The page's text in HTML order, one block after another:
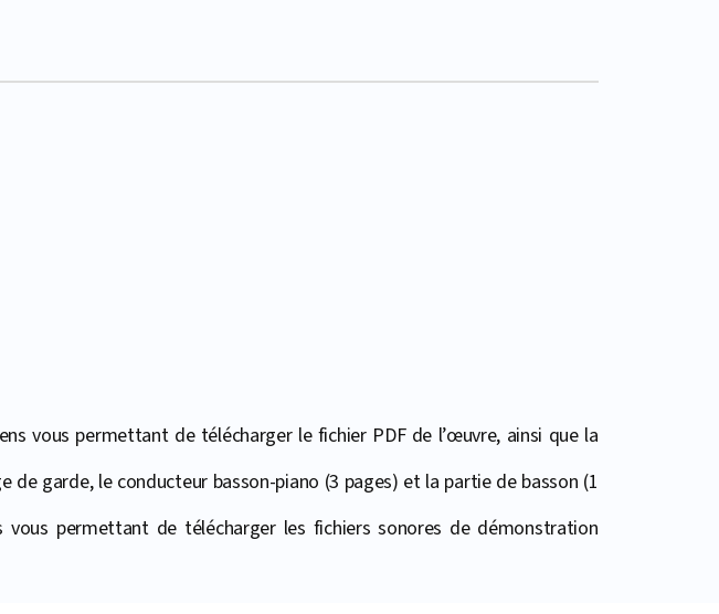
vous permettant de télécharger le fichier PDF de l’œuvre, ainsi que la
de garde, le conducteur basson-piano (3 pages) et la partie de basson (1
permettant de télécharger les fichiers sonores de démonstration